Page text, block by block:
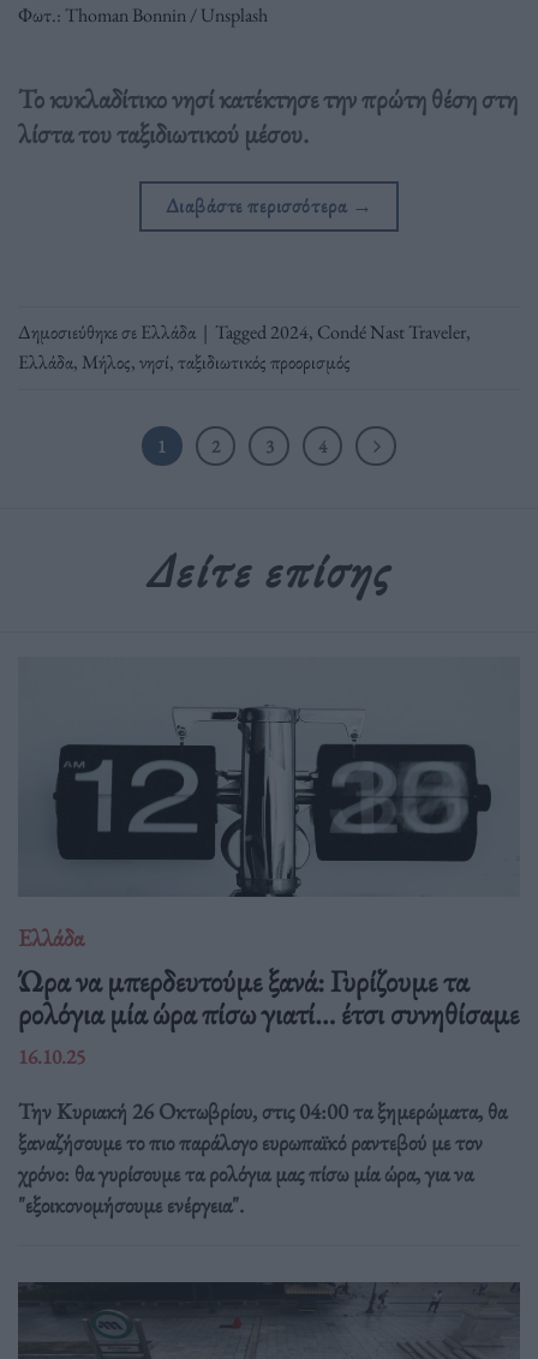
Φωτ.: Thoman Bonnin / Unsplash
Το κυκλαδίτικο νησί κατέκτησε την πρώτη θέση στη
λίστα του ταξιδιωτικού μέσου.
Διαβάστε περισσότερα →
Δημοσιεύθηκε σεΕλλάδα | Tagged2024, Condé Nast Traveler,
Ελλάδα, Μήλος,νησί,ταξιδιωτικός προορισμός
1 2 3 4
Δείτε επίσης
Ελλάδα
Ώρα να μπερδευτούμε ξανά: Γυρίζουμε τα
ρολόγια μία ώρα πίσω γιατί… έτσι συνηθίσαμε
16.10.25
Την Κυριακή 26 Οκτωβρίου, στις 04:00 τα ξημερώματα, θα
ξαναζήσουμε το πιο παράλογο ευρωπαϊκό ραντεβού με τον
χρόνο: θα γυρίσουμε τα ρολόγια μας πίσω μία ώρα, για να
"εξοικονομήσουμε ενέργεια".